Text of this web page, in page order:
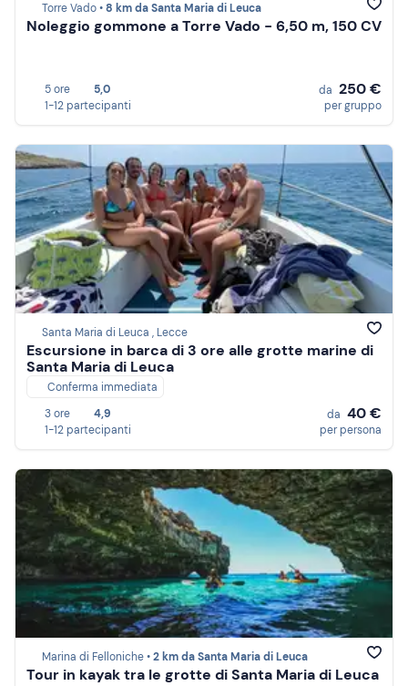
Torre Vado •8 km da Santa Maria di Leuca
Noleggio gommone a Torre Vado - 6,50 m, 150 CV
5 ore
5,0
1-12 partecipanti
da 250 €
per gruppo
Santa Maria di Leuca , Lecce
Escursione in barca di 3 ore alle grotte marine di
Santa Maria di Leuca
Conferma immediata
3 ore
4,9
1-12 partecipanti
da 40 €
per persona
Marina di Felloniche •2 km da Santa Maria di Leuca
Tour in kayak tra le grotte di Santa Maria di Leuca